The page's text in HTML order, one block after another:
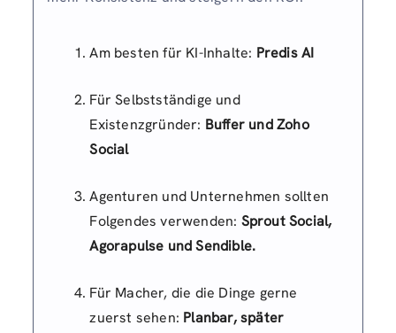
Am besten für KI-Inhalte: Predis AI
Für Selbstständige und
Existenzgründer: Buffer und Zoho
Social
Agenturen und Unternehmen sollten
Folgendes verwenden: Sprout Social,
Agorapulse und Sendible.
Für Macher, die die Dinge gerne
zuerst sehen: Planbar, später